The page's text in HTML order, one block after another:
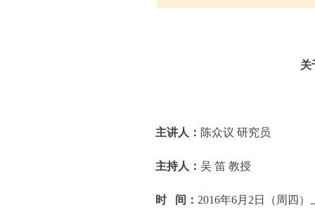
关
主讲人： 陈众议 研究员
主持人： 吴 笛 教授
时 间： 2016年6月2日（周四）